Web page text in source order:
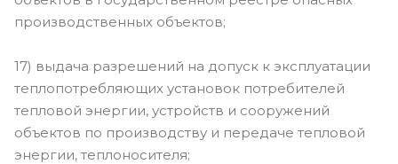
производственных объектов;
17) выдача разрешений на допуск к эксплуатации
теплопотребляющих установок потребителей
тепловой энергии, устройств и сооружений
объектов по производству и передаче тепловой
энергии, теплоносителя;